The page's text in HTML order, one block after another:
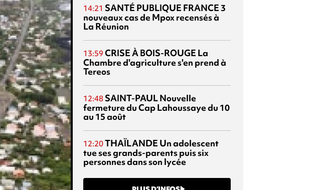
14:21 SANTÉ PUBLIQUE FRANCE 3
nouveaux cas de Mpox recensés à
La Réunion
13:59 CRISE À BOIS-ROUGE La
Chambre d'agriculture s'en prend à
Tereos
12:48 SAINT-PAULNouvelle
fermeture du Cap Lahoussaye du 10
au 15 août
12:20THAÏLANDE Un adolescent
tue ses grands-parents puis six
personnes dans son lycée